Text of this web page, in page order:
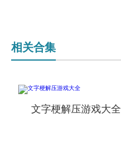
相关合集
文字梗解压游戏大全